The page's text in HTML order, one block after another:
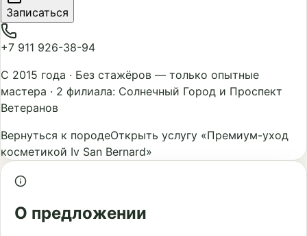
Записаться
+7 911 926-38-94
С 2015 года · Без стажёров — только опытные
мастера · 2 филиала: Солнечный Город и Проспект
Ветеранов
Вернуться к породеОткрыть услугу «Премиум-уход
косметикой Iv San Bernard»
О предложении